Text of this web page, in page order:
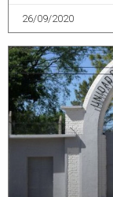
26/09/2020